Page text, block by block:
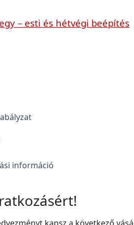
– esti és hétvégi beépítés
információ